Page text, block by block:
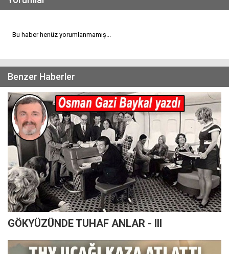
Bu haber henüz yorumlanmamış...
Benzer Haberler
GÖKYÜZÜNDE TUHAF ANLAR - III